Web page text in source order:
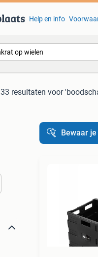
Help en info
33 resultaten voor
Bewaar